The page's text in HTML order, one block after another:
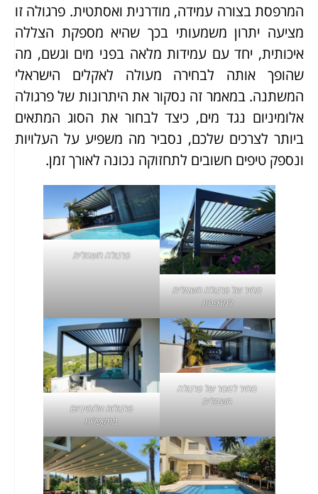
המרפסת בצורה עמידה, מודרנית ואסתטית. פרגולה זו
מציעה יתרון משמעותי בכך שהיא מספקת הצללה
איכותית, יחד עם עמידות מלאה בפני מים וגשם, מה
שהופך אותה לבחירה מעולה לאקלים הישראלי
המשתנה. במאמר זה נסקור את היתרונות של פרגולה
אלומיניום נגד מים, כיצד לבחור את הסוג המתאים
ביותר לצרכים שלכם, נסביר מה משפיע על העלויות
ונספק טיפים חשובים לתחזוקה נכונה לאורך זמן.
מחיר של פרגולה חשמלית
למרפסת
פרגולה חשמלית
מחיר למטר של פרגולה
חשמלית
פרגולות אלומיניום
מתקפלות